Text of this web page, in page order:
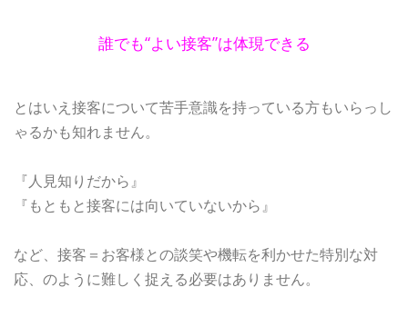
誰でも“よい接客”は体現できる
とはいえ接客について苦手意識を持っている方もいらっし
ゃるかも知れません。
『人見知りだから』
『もともと接客には向いていないから』
など、接客＝お客様との談笑や機転を利かせた特別な対
応、のように難しく捉える必要はありません。